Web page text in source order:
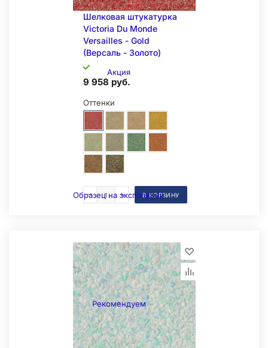
Акция
Образец на экспозиции
Шелковая штукатурка
Victoria Du Monde
Versailles - Gold
(Версаль - Золото)
9 958 руб.
Оттенки
В КОРЗИНУ
Рекомендуем